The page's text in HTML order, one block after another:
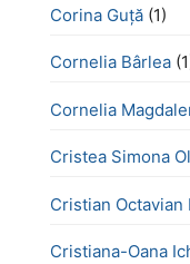
Corina Guță (1)
Cornelia Bârlea
Cornelia
Cristea Simona
Cristian Octavian
Cristiana-Oana